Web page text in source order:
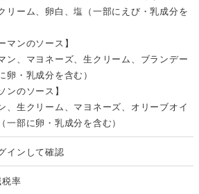
リーム、卵白、塩（一部にえび・乳成分を
マンのソース】
ン、マヨネーズ、生クリーム、ブランデー
卵・乳成分を含む）
ンのソース】
、生クリーム、マヨネーズ、オリーブオイ
一部に卵・乳成分を含む）
インして確認
率